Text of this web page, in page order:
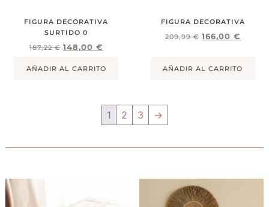
FIGURA DECORATIVA
SURTIDO 0
187,22€ 148,00 €
AÑADIR AL CARRITO
FIGURA DECORATIVA
209,99€ 166,00 €
AÑADIR AL CARRITO
1 2 3 →